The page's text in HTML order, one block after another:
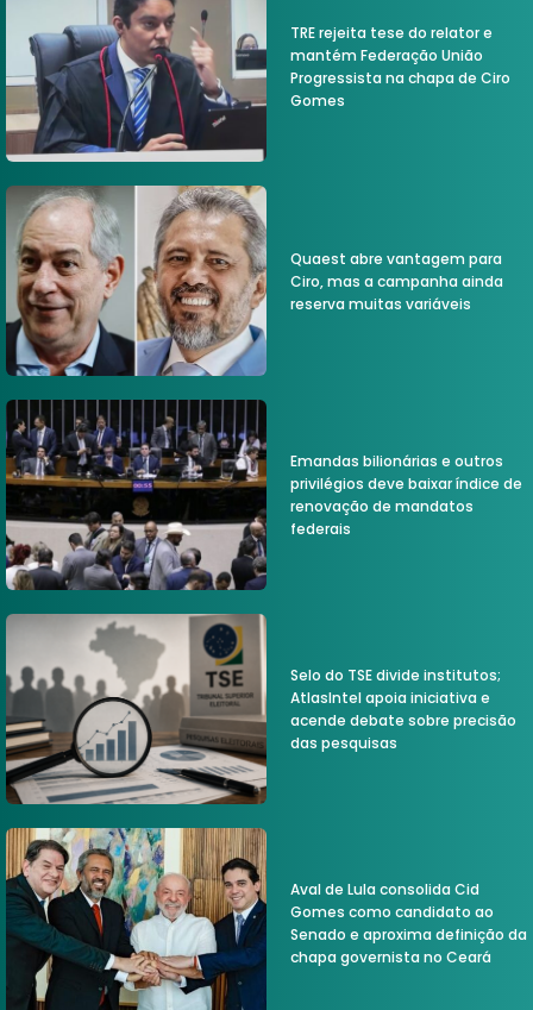
TRE rejeita tese do relator e
mantém Federação União
Progressista na chapa de Ciro
Gomes
Quaest abre vantagem para
Ciro, mas a campanha ainda
reserva muitas variáveis
Emandas bilionárias e outros
privilégios deve baixar índice de
renovação de mandatos
federais
Selo do TSE divide institutos;
AtlasIntel apoia iniciativa e
acende debate sobre precisão
das pesquisas
Aval de Lula consolida Cid
Gomes como candidato ao
Senado e aproxima definição da
chapa governista no Ceará